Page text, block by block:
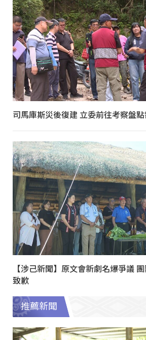
司馬庫斯災後復建 立委前往考察盤
【涉己新聞】原文會新劇名爆爭議
致歉
推薦新聞